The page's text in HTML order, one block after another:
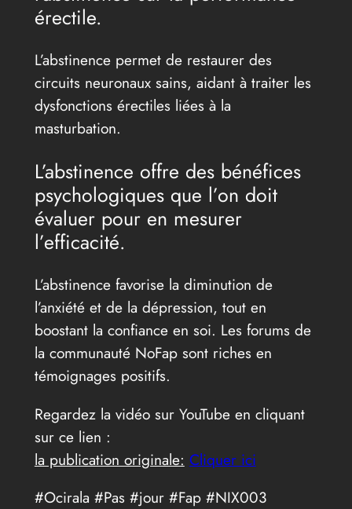
érectile.
L’abstinence permet de restaurer des
circuits neuronaux sains, aidant à traiter les
dysfonctions érectiles liées à la
masturbation.
L’abstinence offre des bénéfices
psychologiques que l’on doit
évaluer pour en mesurer
l’efficacité.
L’abstinence favorise la diminution de
l’anxiété et de la dépression, tout en
boostant la confiance en soi. Les forums de
la communauté NoFap sont riches en
témoignages positifs.
Regardez la vidéo sur YouTube en cliquant
sur ce lien :
la publication originale: Cliquer ici
#Ocirala #Pas #jour #Fap #NIX003